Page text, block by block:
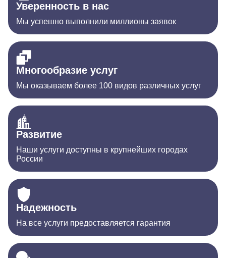
Уверенность в нас
Мы успешно выполнили миллионы заявок
Многообразие услуг
Мы оказываем более 100 видов различных услуг
Развитие
Наши услуги доступны в крупнейших городах
России
Надежность
На все услуги предоставляется гарантия